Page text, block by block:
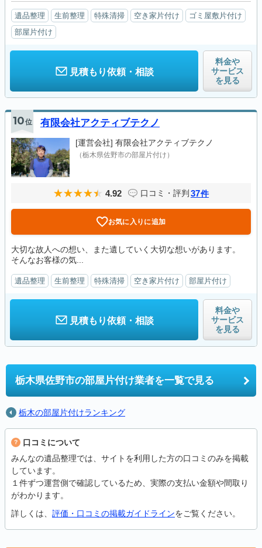
遺品整理 生前整理 特殊清掃 空き家片付け
ゴミ屋敷片付け
部屋片付け
見積もり依頼・相談
料金や
サービス
を見る
10位 有限会社アクティブテクノ
[運営会社] 有限会社アクティブテクノ
（栃木県佐野市の部屋片付け）
4.92 口コミ・評判 37件
お気に入りに追加
大切な故人への想い、また遺していく大切な想いがあります。
そんなお客様の気...
遺品整理 生前整理 特殊清掃 空き家片付け 部屋片付け
見積もり依頼・相談
料金や
サービス
を見る
栃木県佐野市の部屋片付け業者を一覧で見る
栃木の部屋片付けランキング
口コミについて
みんなの遺品整理では、サイトを利用した方の口コミのみを掲載
しています。
１件ずつ運営側で確認しているため、実際の支払い金額や間取り
がわかります。
詳しくは、 評価・口コミの掲載ガイドラインをご覧ください。